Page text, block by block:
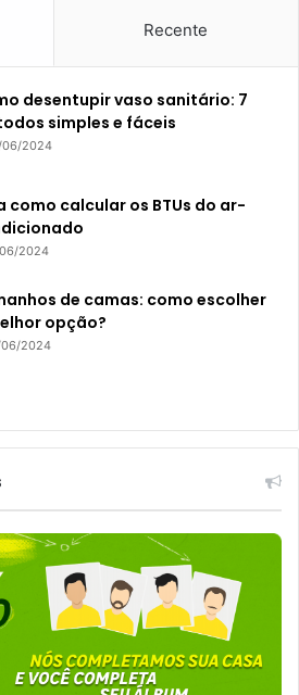
Recente
desentupir vaso sanitário: 7
simples e fáceis
06/2024
como calcular os BTUs do ar-
2024
de camas: como escolher
opção?
2024